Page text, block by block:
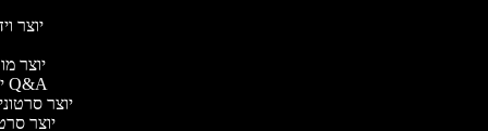
יוצר
יוצר
יוצר סרטוני Q&A
יוצר
יוצר